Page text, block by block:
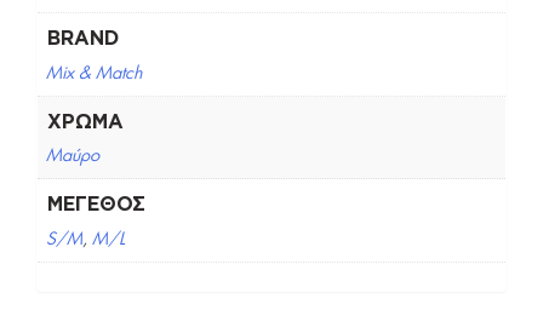
BRAND
Mix & Match
ΧΡΏΜΑ
Μαύρο
ΜΈΓΕΘΟΣ
S/M, M/L